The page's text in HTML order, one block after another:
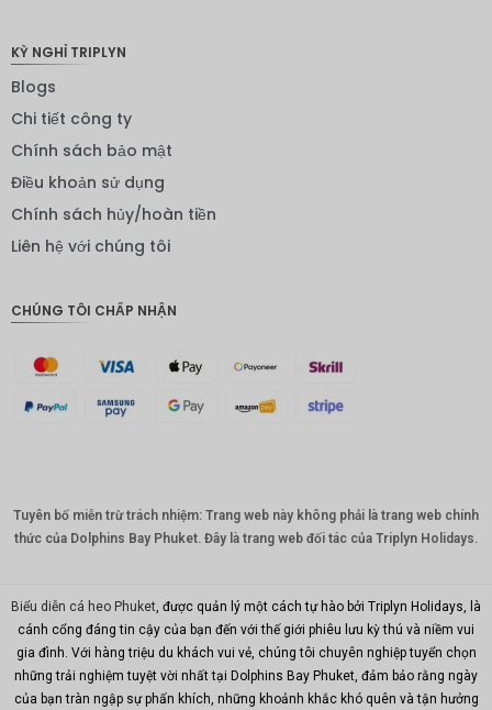
IDR
CHF
CAD
Nhân
dân tệ
MYR
PHP
Hồng
KỲ NGHỈ TRIPLYN
Blogs
Chi tiết công ty
Chính sách bảo mật
Điều khoản sử dụng
Chính sách hủy/hoàn tiền
Liên hệ với chúng tôi
CHÚNG TÔI CHẤP NHẬN
Tuyên bố miễn trừ trách nhiệm: Trang web này không phải là trang web chính
thức của Dolphins Bay Phuket. Đây là trang web đối tác của Triplyn Holidays.
Biểu diễn cá heo Phuket , được quản lý một cách tự hào bởi Triplyn Holidays, là
cánh cổng đáng tin cậy của bạn đến với thế giới phiêu lưu kỳ thú và niềm vui
gia đình. Với hàng triệu du khách vui vẻ, chúng tôi chuyên nghiệp tuyển chọn
những trải nghiệm tuyệt vời nhất tại Dolphins Bay Phuket, đảm bảo rằng ngày
của bạn tràn ngập sự phấn khích, những khoảnh khắc khó quên và tận hưởng